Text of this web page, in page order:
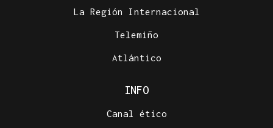
La Región Internacional
Telemiño
Atlántico
INFO
Canal ético